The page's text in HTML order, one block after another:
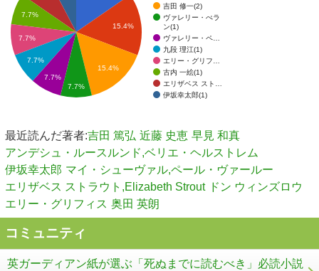
吉田 修一(2)
ヴァレリー・ぺラ
ン(1)
ヴァレリー・ペ…
九段 理江(1)
エリー・グリフ…
古内 一絵(1)
エリザベス スト…
伊坂幸太郎(1)
15.4%
15.4%
7.7%
7.7%
7.7%
7.7%
7.7%
最近読んだ著者:吉田 篤弘 近藤 史恵 早見 和真
アンデシュ・ルースルンド,ベリエ・ヘルストレム
伊坂幸太郎 マイ・シューヴァル,ペール・ヴァールー
エリザベス ストラウト,Elizabeth Strout ドン ウィンズロウ
エリー・グリフィス 奥田 英朗
コミュニティ
英ガーディアン紙が選ぶ「死ぬまでに読むべき」必読小説